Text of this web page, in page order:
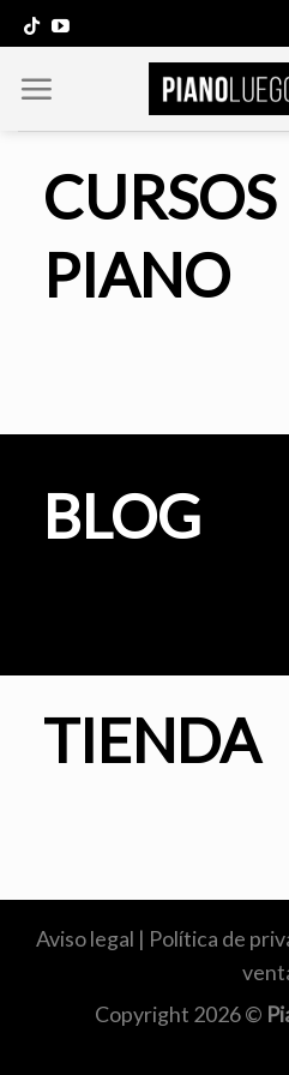
Saltar
al
contenido
PIANO
BLOG
TIENDA
Aviso legal | Política de
Copyright 2026 ©